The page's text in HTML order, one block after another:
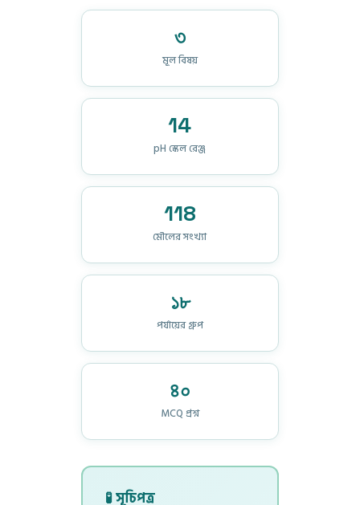
৩
মূল বিষয়
14
pH স্কেল রেঞ্জ
118
মৌলের সংখ্যা
১৮
পর্যায়ের গ্রুপ
৪০
MCQ প্রশ্ন
🧪 সূচিপত্র